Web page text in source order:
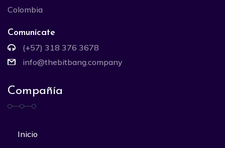
Colombia
Comunícate
(+57) 318 376 3678
info@thebitbang.company
Compañía
Inicio